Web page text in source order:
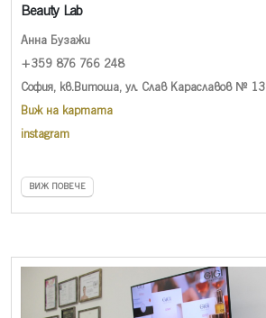
Beauty Lab
Анна Бузажи
+359 876 766 248
София, кв.Витоша, ул. Слав Караславов № 13
Виж на картата
instagram
ВИЖ ПОВЕЧЕ